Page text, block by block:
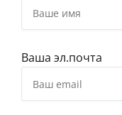
Ваша эл.почта